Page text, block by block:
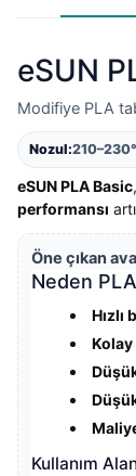
eSUN
Modifiye PLA
Nozul:
eSUN PLA Basic
performansı
Öne çıkan
Neden
Hızlı
Kolay
Kullanım